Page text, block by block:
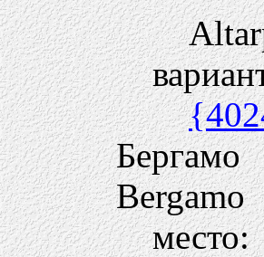
Бергамо
Bergamo
место: